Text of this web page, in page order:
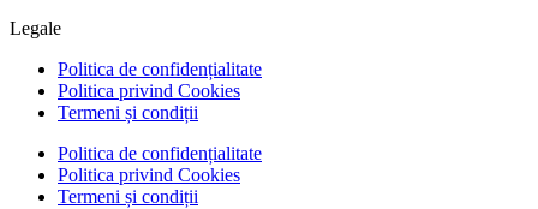
Legale
Politica de confidențialitate
Politica privind Cookies
Termeni și condiții
Politica de confidențialitate
Politica privind Cookies
Termeni și condiții